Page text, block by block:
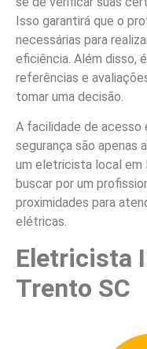
Isso garantirá que o
necessárias para
eficiência. Além disso,
referências e
tomar uma decisão.
A facilidade de acesso
segurança são apenas
um eletricista local em
buscar por um
proximidades para
elétricas.
Eletricista
Trento SC